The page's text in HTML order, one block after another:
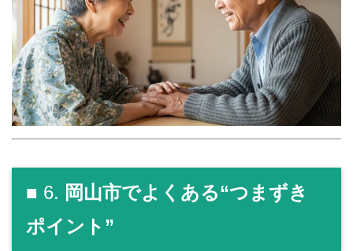
■ 6. 岡山市でよくある“つまずき
ポイント”